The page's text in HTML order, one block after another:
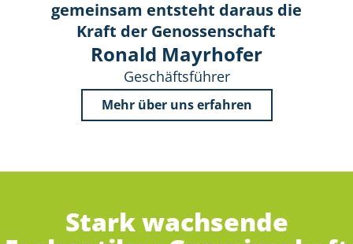
gemeinsam entsteht daraus die
Kraft der Genossenschaft
Ronald Mayrhofer
Geschäftsführer
Mehr über uns erfahren
Stark wachsende